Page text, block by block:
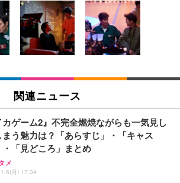
GAMING 【メーカー保証1年】【850W GOL
搭載】 ゲーミングPC デスクトップパソコン
RTX 5060 Ryzen 7 5700X メモリ32GB NV
2TB Windows 11 Home CX200M ブラック
GAMING 【メーカー保証1年】【850W GOL
RTX 5060 Ryzen 7 5700X メモリ32GB NV
2TB Windows 11 Home CX200M ホワイト
備済み品】Lenovo ThinkCentre M75s Gen2 Ry
PRO 3400G メモリ16GB SSD256GB Window
MS Office 2021 Type-C Wi-Fi Bluetooth D
デスクトップPC
ら RJ45 延長ケーブルイーサネットエクステ
USB 延長 50 メートル距離 RJ45 Cat5e / 6 ケ
LAN アダプタオーバーリピータイーサネット
ケーブル コネクタ Cat6A Cat6 Cat5e RJ45 イ
ー アダプター
限定】SoftBank 光 お申し込みエ
リーパッケージ 使い放題 超高速インターネット
ッツ光・コラボ光なら工事不要】
HDD 3TB ポータブルハードディスク USB3.0/
応 超薄型
HDD 2TB ポータブルハードディスク USB3.0/
応 超薄型
4TB 外付けハードディスク 外付け HDD テレビ
対応 超高速データ転送 2.5 インチ USB3.0 対応
PS4/XBox 利用可能 スリム設計 携帯に便利
関連ニュース
カゲーム2』不完全燃焼ながらも一気見し
う魅力は？「あらすじ」・「キャス
・「見どころ」まとめ
メ
月) 17:34